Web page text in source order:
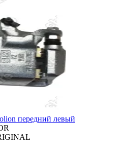
передний левый